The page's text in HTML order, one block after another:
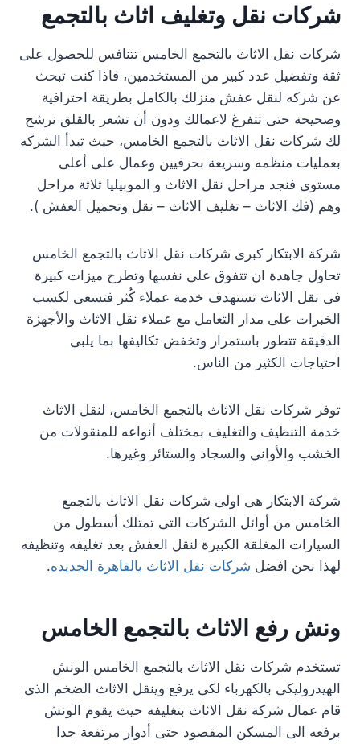
شركات نقل وتغليف اثاث بالتجمع
شركات نقل الاثاث بالتجمع الخامس تتنافس للحصول على
ثقة وتفضيل عدد كبير من المستخدمين، فاذا كنت تبحث
عن شركه لنقل عفش منزلك بالكامل بطريقة احترافية
وصحيحة حتى تتفرغ لاعمالك ودون أن تشعر بالقلق نرشح
لك شركات نقل الاثاث بالتجمع الخامس، حيث تبدأ الشركه
بعمليات منظمه وسريعة بحرفيين وعمال على أعلى
مستوى فنجد مراحل نقل الاثاث و الموبيليا ثلاثة مراحل
وهم (فك الاثاث – تغليف الاثاث – نقل وتحميل العفش ).
شركة الابتكار كبرى شركات نقل الاثاث بالتجمع الخامس
تحاول جاهدة ان تتفوق على نفسها وتطرح ميزات كبيرة
فى نقل الاثاث تستهدف خدمة عملاء كُثر فتسعى لكسب
الخبرات على مدار التعامل مع عملاء نقل الاثاث والأجهزة
الدقيقة تتطور باستمرار وتخفض تكاليفها بما يلبى
احتياجات الكثير من الناس.
توفر شركات نقل الاثاث بالتجمع الخامس، لنقل الاثاث
خدمة التنظيف والتغليف بمختلف أنواعه للمنقولات من
الخشب والأواني والسجاد والستائر وغيرها.
شركة الابتكار هى اولى شركات نقل الاثاث بالتجمع
الخامس من أوائل الشركات التى تمتلك أسطول من
السيارات المغلقة الكبيرة لنقل العفش بعد تغليفه وتنظيفه
لهذا نحن افضل شركات نقل الاثاث بالقاهرة الجديده.
ونش رفع الاثاث بالتجمع الخامس
تستخدم شركات نقل الاثاث بالتجمع الخامس الونش
الهيدروليكى بالكهرباء لكى يرفع وينقل الاثاث الضخم الذى
قام عمال شركة نقل الاثاث بتغليفه حيث يقوم الونش
برفعه الى المسكن المقصود حتى أدوار مرتفعة جدا